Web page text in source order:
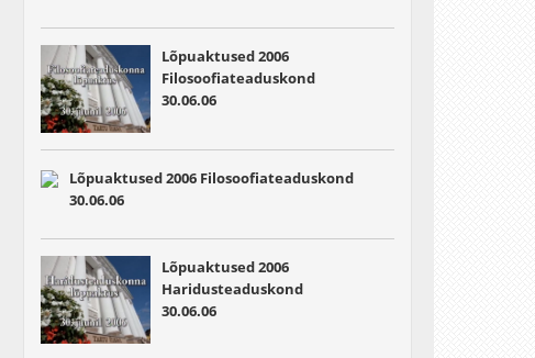
Lõpuaktused 2006
Filosoofiateaduskond
30.06.06
Lõpuaktused 2006 Filosoofiateaduskond
30.06.06
Lõpuaktused 2006
Haridusteaduskond
30.06.06